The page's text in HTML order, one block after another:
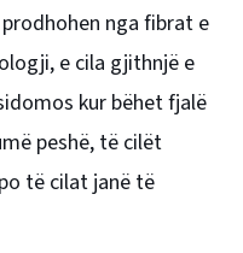
nga fibrat e
e cila gjithnjë e
kur bëhet fjalë
peshë, të cilët
të cilat janë të